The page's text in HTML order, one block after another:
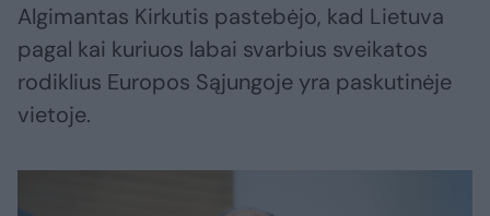
Algimantas Kirkutis pastebėjo, kad Lietuva
pagal kai kuriuos labai svarbius sveikatos
rodiklius Europos Sąjungoje yra paskutinėje
vietoje.